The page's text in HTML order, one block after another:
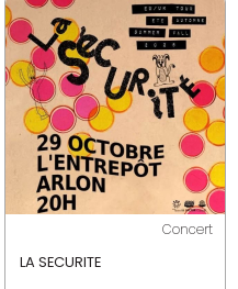
Concert
LA SECURITE